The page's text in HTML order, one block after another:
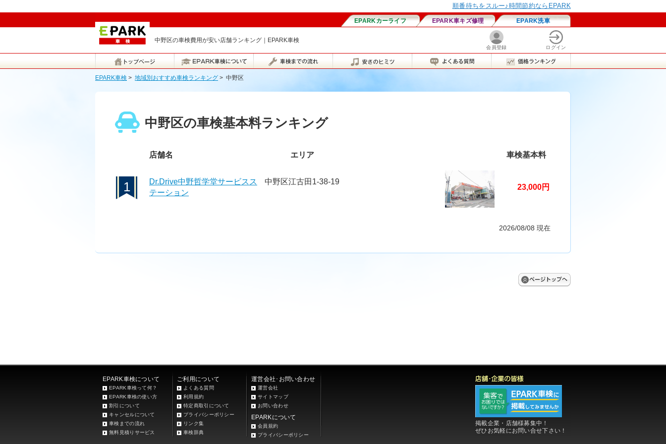
中野区の車検費用が安い店舗ランキング｜EPARK車検
EPARK車検 > 地域別おすすめ車検ランキング > 中野区
中野区の車検基本料ランキング
店舗名 エリア 車検基本料
1
Dr.Drive中野哲学堂サービスス
テーション
中野区江古田1-38-19
23,000円
2026/08/08 現在